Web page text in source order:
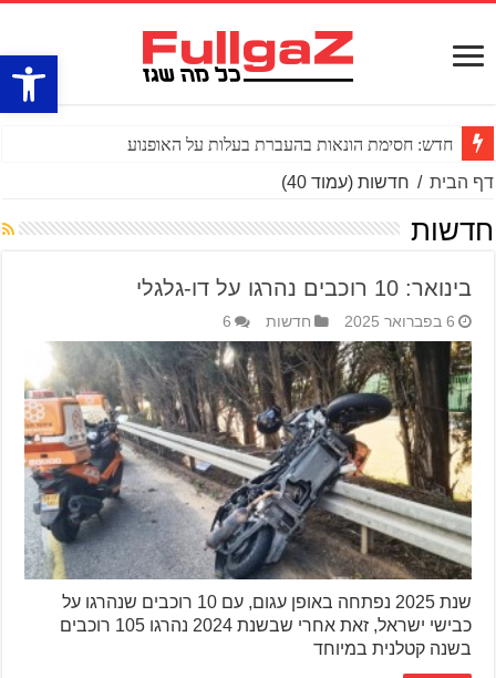
פתח
חדש: חסימת הונאות בהעברת בעלות על האופנוע
דף הבית / חדשות (עמוד 40)
חדשות
בינואר: 10 רוכבים נהרגו על דו-גלגלי
6 בפברואר 2025 חדשות 6
שנת 2025 נפתחה באופן עגום, עם 10 רוכבים שנהרגו על
כבישי ישראל, זאת אחרי שבשנת 2024 נהרגו 105 רוכבים
בשנה קטלנית במיוחד